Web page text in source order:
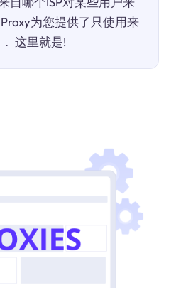
为您提供了只使用来
这里就是!